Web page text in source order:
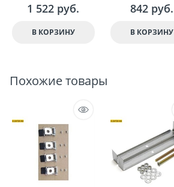
1 522 руб.
В КОРЗИНУ
842 руб.
В КОРЗИНУ
Похожие товары